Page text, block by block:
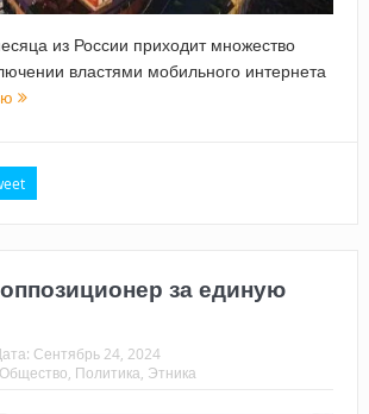
из России приходит множество
властями мобильного интернета
за единую
Сентябрь 24, 2024
Общество Политика Этника